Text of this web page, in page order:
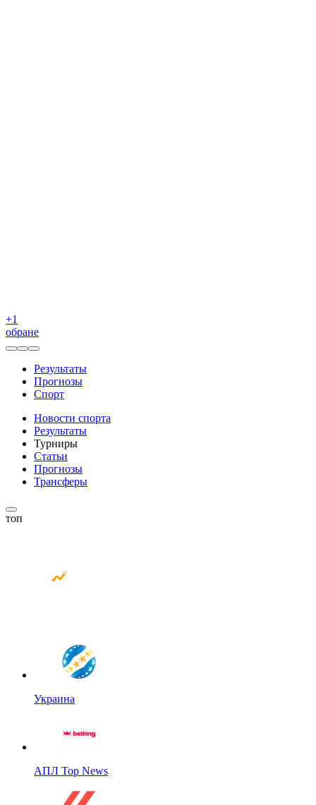
+1
обране
Результаты
Прогнозы
Спорт
Новости спорта
Результаты
Турниры
Статьи
Прогнозы
Трансферы
топ
Украина
АПЛ Top News